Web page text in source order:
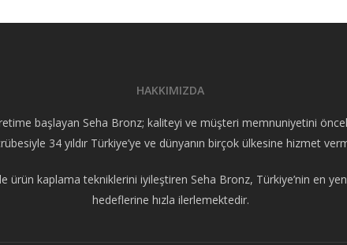
HAKKIMIZDA
başlayan Seha Bronz; kaliteyi ve müşteri memnuniyetini
34 yıldır Türkiye’ye ve dünyanın birçok ülkesine hizmet
kaplama tekniklerini iyileştiren Seha Bronz, Türkiye’nin en
hedeflerine hızla ilerlemektedir.